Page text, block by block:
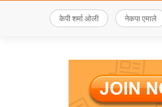
केपी शर्मा ओली नेकपा एमाले